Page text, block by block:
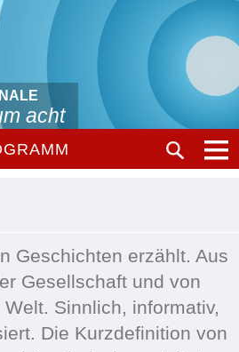
acht
Geschichten erzählt. Aus
Gesellschaft und von
Sinnlich, informativ,
Die Kurzdefinition von